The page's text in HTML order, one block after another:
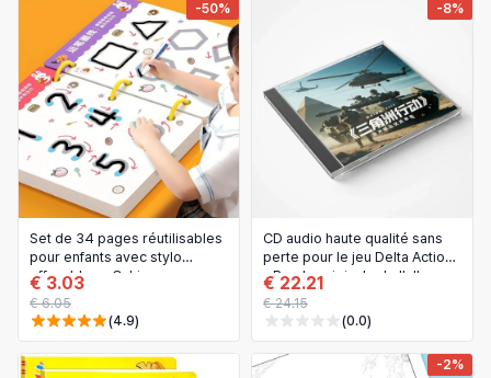
-50%
Set de 34 pages réutilisables
pour enfants avec stylo
effaçable — Cahier
d'entraînement écriture et
dessin, apprentissage du
contrôle du stylo; cadeau
idéal pour Noël ou un
anniversaire
€ 3.03
€ 6.05
(4.9)
-8%
CD audio haute qualité sans
perte pour le jeu Delta Action
- Bande originale de l'album
€ 22.21
€ 24.15
(0.0)
-2%